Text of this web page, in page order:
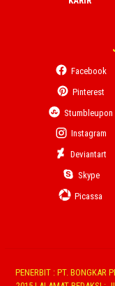
Facebook
Pinterest
Stumbleupon
Instagram
Deviantart
Skype
Picassa
PENERBIT : PT. BONGKAR